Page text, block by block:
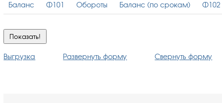
Баланс Ф101 Обороты Баланс (по срокам) Ф102
Выгрузка Развернуть форму Свернуть форму